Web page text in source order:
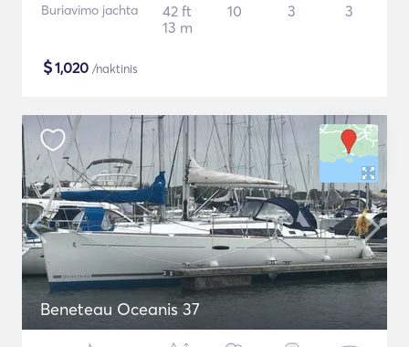
Buriavimo jachta
42 ft
13 m
10 3 3
$1,020 /naktinis
Beneteau Oceanis 37